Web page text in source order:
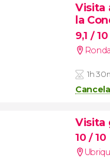
Visita
la
9,1 / 10
1h
Visita
10 / 10